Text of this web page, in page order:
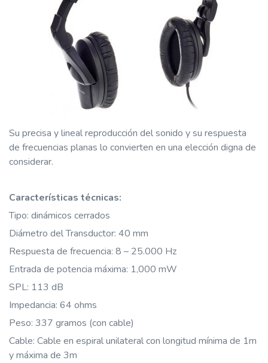
Su precisa y lineal reproducción del sonido y su respuesta
de frecuencias planas lo convierten en una elección digna de
considerar.
Características técnicas:
Tipo: dinámicos cerrados
Diámetro del Transductor: 40 mm
Respuesta de frecuencia: 8 – 25.000 Hz
Entrada de potencia máxima: 1,000 mW
SPL: 113 dB
Impedancia: 64 ohms
Peso: 337 gramos (con cable)
Cable: Cable en espiral unilateral con longitud mínima de 1m
y máxima de 3m